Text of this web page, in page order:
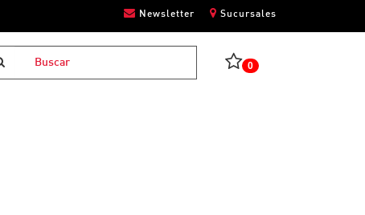
Newsletter Sucursales
0